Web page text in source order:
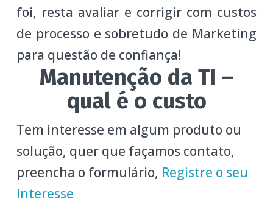
foi, resta avaliar e corrigir com custos
de processo e sobretudo de Marketing
para questão de confiança!
Manutenção da TI –
qual é o custo
Tem interesse em algum produto ou
solução, quer que façamos contato,
preencha o formulário, Registre o seu
Interesse